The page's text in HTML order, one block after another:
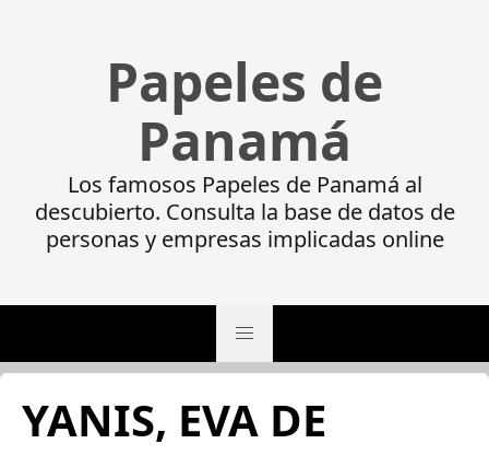
Papeles de
Panamá
Los famosos Papeles de Panamá al
descubierto. Consulta la base de datos de
personas y empresas implicadas online
YANIS, EVA DE